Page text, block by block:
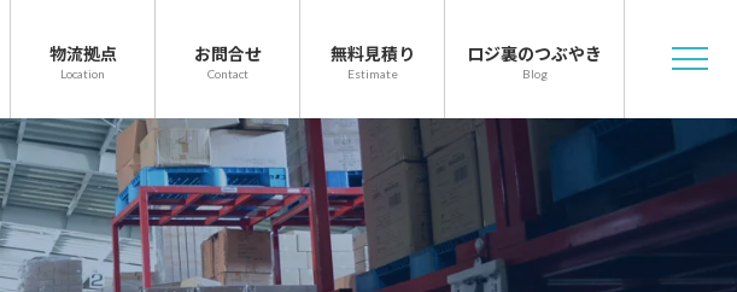
物流拠点
Location
お問合せ
Contact
無料見積り
Estimate
ロジ裏のつぶやき
Blog